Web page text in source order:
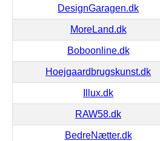
DesignGaragen.dk
MoreLand.dk
Boboonline.dk
Hoejgaardbrugskunst.dk
Illux.dk
RAW58.dk
BedreNætter.dk